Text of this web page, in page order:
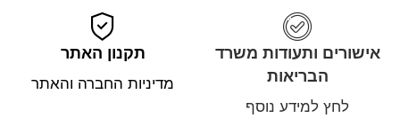
אישורים ותעודות משרד
הבריאות
לחץ למידע נוסף
תקנון האתר
מדיניות החברה והאתר